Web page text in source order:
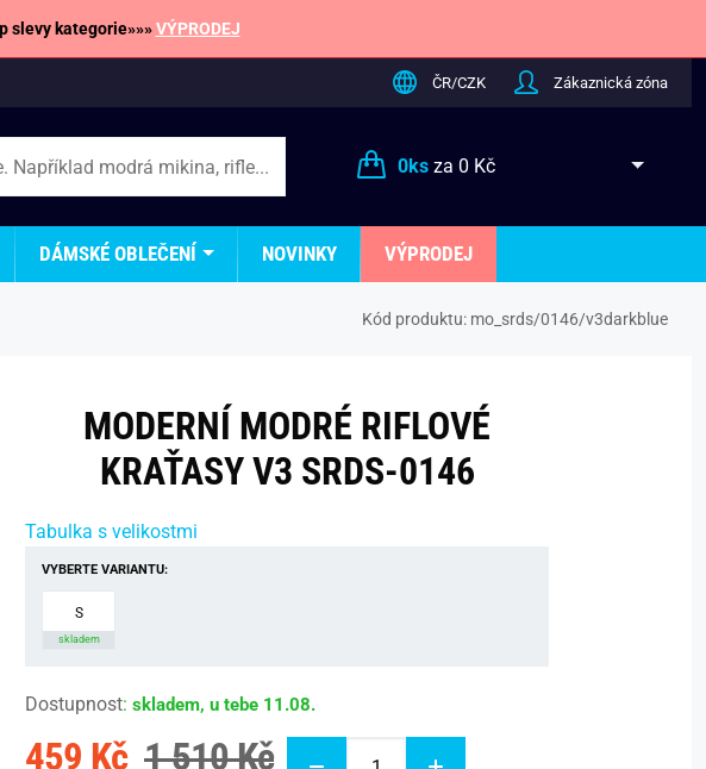
slevy kategorie»»»VÝPRODEJ
ČR/CZK Zákaznická zóna
0ksza 0 Kč
DÁMSKÉ OBLEČENÍ NOVINKY VÝPRODEJ
Kód produktu: mo_srds/0146/v3darkblue
MODERNÍ MODRÉ RIFLOVÉ
KRAŤASY V3 SRDS-0146
Tabulka s velikostmi
VYBERTE VARIANTU:
S
skladem
Dostupnost: skladem, u tebe 11.08.
459 Kč 1 510 Kč